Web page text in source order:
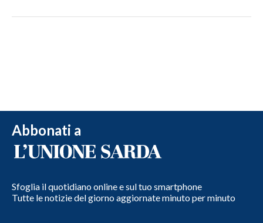
Abbonati a
Sfoglia il quotidiano online e sul tuo smartphone
Tutte le notizie del giorno aggiornate minuto per minuto